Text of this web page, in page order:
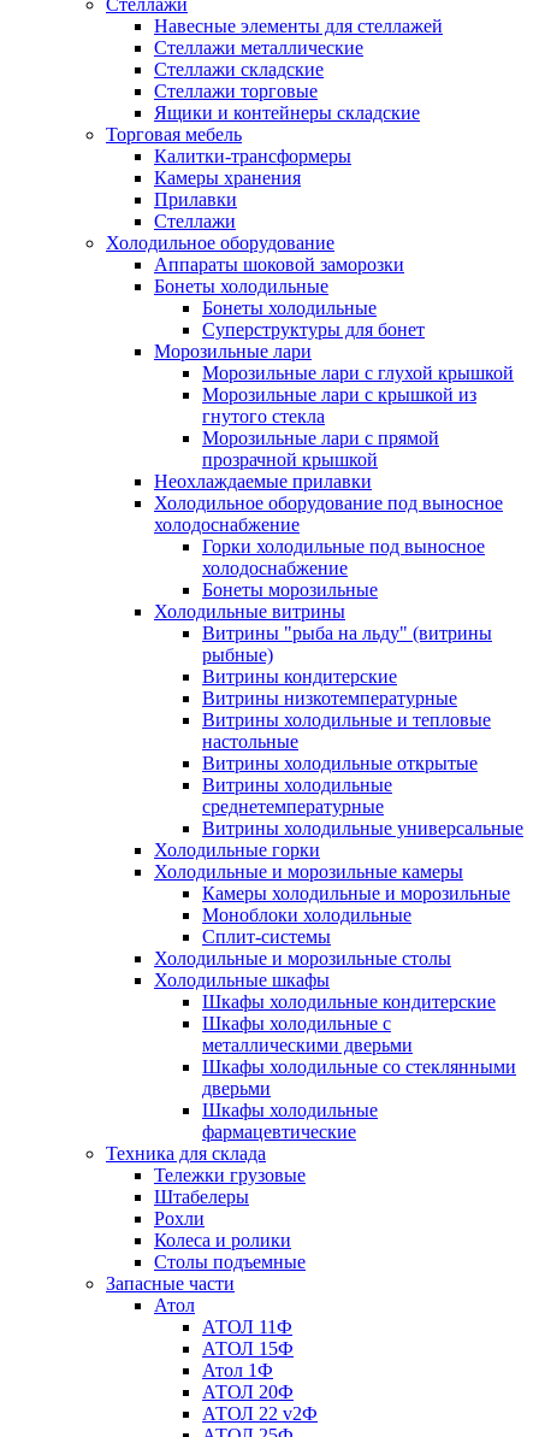
Стеллажи
Навесные элементы для стеллажей
Стеллажи металлические
Стеллажи складские
Стеллажи торговые
Ящики и контейнеры складские
Торговая мебель
Калитки-трансформеры
Камеры хранения
Прилавки
Стеллажи
Холодильное оборудование
Аппараты шоковой заморозки
Бонеты холодильные
Бонеты холодильные
Суперструктуры для бонет
Морозильные лари
Морозильные лари с глухой крышкой
Морозильные лари с крышкой из
гнутого стекла
Морозильные лари с прямой
прозрачной крышкой
Неохлаждаемые прилавки
Холодильное оборудование под выносное
холодоснабжение
Горки холодильные под выносное
холодоснабжение
Бонеты морозильные
Холодильные витрины
Витрины "рыба на льду" (витрины
рыбные)
Витрины кондитерские
Витрины низкотемпературные
Витрины холодильные и тепловые
настольные
Витрины холодильные открытые
Витрины холодильные
среднетемпературные
Витрины холодильные универсальные
Холодильные горки
Холодильные и морозильные камеры
Камеры холодильные и морозильные
Моноблоки холодильные
Сплит-системы
Холодильные и морозильные столы
Холодильные шкафы
Шкафы холодильные кондитерские
Шкафы холодильные с
металлическими дверьми
Шкафы холодильные со стеклянными
дверьми
Шкафы холодильные
фармацевтические
Техника для склада
Тележки грузовые
Штабелеры
Рохли
Колеса и ролики
Столы подъемные
Запасные части
Атол
АТОЛ 11Ф
АТОЛ 15Ф
Атол 1Ф
АТОЛ 20Ф
АТОЛ 22 v2Ф